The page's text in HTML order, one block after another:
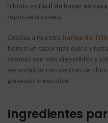
híbrido es fácil de hacer en casa
repostería casera.
Gracias a nuestra harina de
tienen un sabor más dulce y
además son más digestibles y
personalizar con pepitas de
glaseado irresistible!
Ingredientes